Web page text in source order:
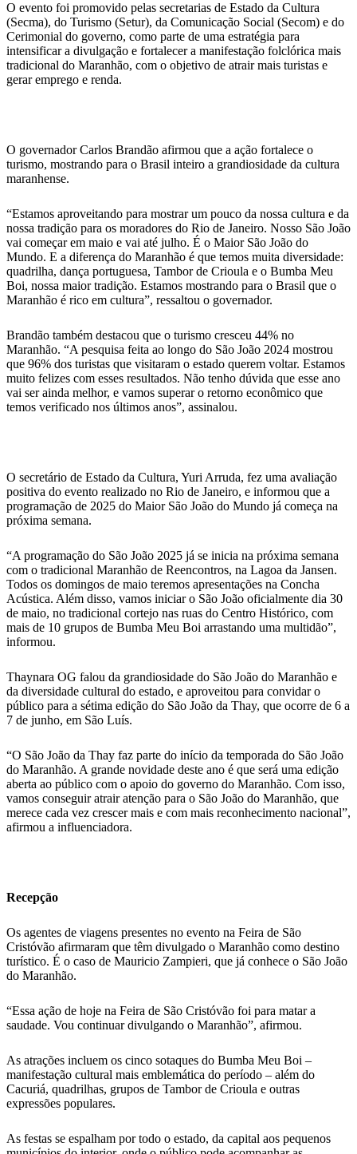
O evento foi promovido pelas secretarias de Estado da Cultura
(Secma), do Turismo (Setur), da Comunicação Social (Secom) e do
Cerimonial do governo, como parte de uma estratégia para
intensificar a divulgação e fortalecer a manifestação folclórica mais
tradicional do Maranhão, com o objetivo de atrair mais turistas e
gerar emprego e renda.
O governador Carlos Brandão afirmou que a ação fortalece o
turismo, mostrando para o Brasil inteiro a grandiosidade da cultura
maranhense.
“Estamos aproveitando para mostrar um pouco da nossa cultura e da
nossa tradição para os moradores do Rio de Janeiro. Nosso São João
vai começar em maio e vai até julho. É o Maior São João do
Mundo. E a diferença do Maranhão é que temos muita diversidade:
quadrilha, dança portuguesa, Tambor de Crioula e o Bumba Meu
Boi, nossa maior tradição. Estamos mostrando para o Brasil que o
Maranhão é rico em cultura”, ressaltou o governador.
Brandão também destacou que o turismo cresceu 44% no
Maranhão. “A pesquisa feita ao longo do São João 2024 mostrou
que 96% dos turistas que visitaram o estado querem voltar. Estamos
muito felizes com esses resultados. Não tenho dúvida que esse ano
vai ser ainda melhor, e vamos superar o retorno econômico que
temos verificado nos últimos anos”, assinalou.
O secretário de Estado da Cultura, Yuri Arruda, fez uma avaliação
positiva do evento realizado no Rio de Janeiro, e informou que a
programação de 2025 do Maior São João do Mundo já começa na
próxima semana.
“A programação do São João 2025 já se inicia na próxima semana
com o tradicional Maranhão de Reencontros, na Lagoa da Jansen.
Todos os domingos de maio teremos apresentações na Concha
Acústica. Além disso, vamos iniciar o São João oficialmente dia 30
de maio, no tradicional cortejo nas ruas do Centro Histórico, com
mais de 10 grupos de Bumba Meu Boi arrastando uma multidão”,
informou.
Thaynara OG falou da grandiosidade do São João do Maranhão e
da diversidade cultural do estado, e aproveitou para convidar o
público para a sétima edição do São João da Thay, que ocorre de 6 a
7 de junho, em São Luís.
“O São João da Thay faz parte do início da temporada do São João
do Maranhão. A grande novidade deste ano é que será uma edição
aberta ao público com o apoio do governo do Maranhão. Com isso,
vamos conseguir atrair atenção para o São João do Maranhão, que
merece cada vez crescer mais e com mais reconhecimento nacional”,
afirmou a influenciadora.
Recepção
Os agentes de viagens presentes no evento na Feira de São
Cristóvão afirmaram que têm divulgado o Maranhão como destino
turístico. É o caso de Mauricio Zampieri, que já conhece o São João
do Maranhão.
“Essa ação de hoje na Feira de São Cristóvão foi para matar a
saudade. Vou continuar divulgando o Maranhão”, afirmou.
As atrações incluem os cinco sotaques do Bumba Meu Boi –
manifestação cultural mais emblemática do período – além do
Cacuriá, quadrilhas, grupos de Tambor de Crioula e outras
expressões populares.
As festas se espalham por todo o estado, da capital aos pequenos